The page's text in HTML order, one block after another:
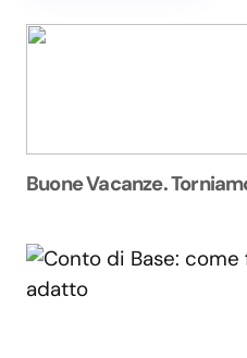
Buone Vacanze.